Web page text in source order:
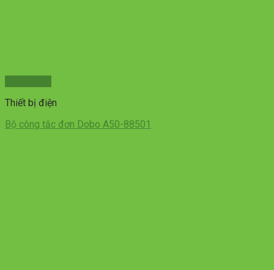
Thiết bị điện
Bộ công tắc đơn Dobo A50-88501